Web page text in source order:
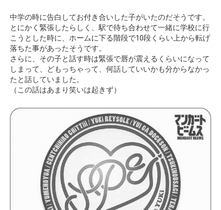
中学の時に告白してお付き合いした子がいたのだそうです。
とにかく緊張したらしく、駅で待ち合わせて一緒に学校に行
こうとした時に、ホームに下る階段で10段くらい上から転げ
落ちた事があったそうです。
さらに、その子と話す時は緊張で唇が震えるくらいになって
しまって、どもっちゃって、何話していいかも分からなかっ
たと話していました。
（この話はあまり笑いは起きず）